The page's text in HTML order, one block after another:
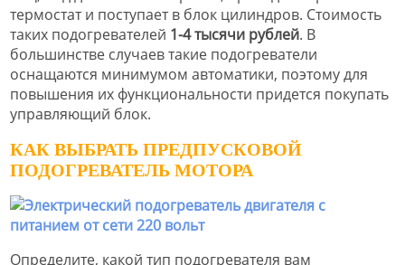
термостат и поступает в блок цилиндров. Стоимость
таких подогревателей 1-4 тысячи рублей. В
большинстве случаев такие подогреватели
оснащаются минимумом автоматики, поэтому для
повышения их функциональности придется покупать
управляющий блок.
КАК ВЫБРАТЬ ПРЕДПУСКОВОЙ
ПОДОГРЕВАТЕЛЬ МОТОРА
Определите, какой тип подогревателя вам